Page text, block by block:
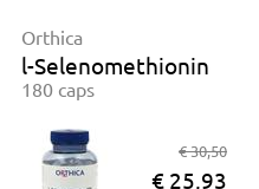
Orthica
l-Selenomethionine-
180 caps
€ 30,50
€ 25,93